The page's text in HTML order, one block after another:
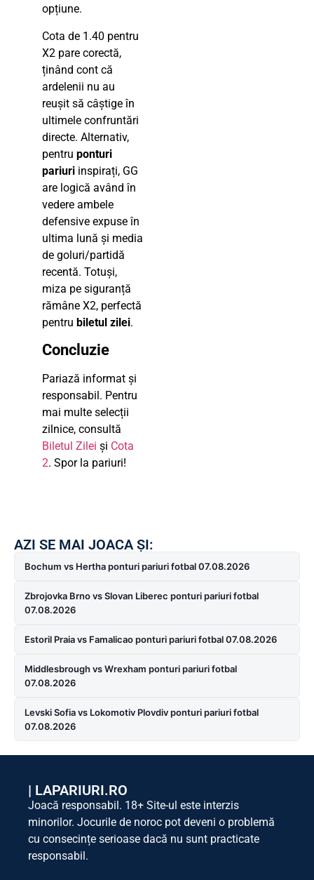
opțiune.
Cota de 1.40 pentru
X2 pare corectă,
ținând cont că
ardelenii nu au
reușit să câștige în
ultimele confruntări
directe. Alternativ,
pentru ponturi
pariuri inspirați, GG
are logică având în
vedere ambele
defensive expuse în
ultima lună și media
de goluri/partidă
recentă. Totuși,
miza pe siguranță
rămâne X2, perfectă
pentru biletul zilei.
Concluzie
Pariază informat și
responsabil. Pentru
mai multe selecții
zilnice, consultă
Biletul Zilei și Cota
2. Spor la pariuri!
AZI SE MAI JOACA ȘI:
Bochum vs Hertha ponturi pariuri fotbal 07.08.2026
Zbrojovka Brno vs Slovan Liberec ponturi pariuri fotbal
07.08.2026
Estoril Praia vs Famalicao ponturi pariuri fotbal 07.08.2026
Middlesbrough vs Wrexham ponturi pariuri fotbal
07.08.2026
Levski Sofia vs Lokomotiv Plovdiv ponturi pariuri fotbal
07.08.2026
| LAPARIURI.RO
Joacă responsabil. 18+ Site-ul este interzis
minorilor. Jocurile de noroc pot deveni o problemă
cu consecințe serioase dacă nu sunt practicate
responsabil.